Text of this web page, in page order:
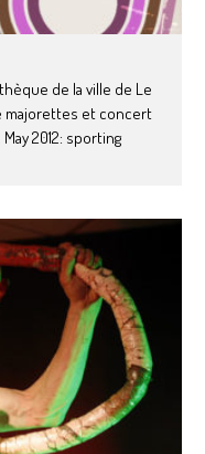
de la ville de Le
majorettes et concert
2012: sporting